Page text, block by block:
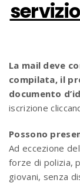
La mail deve
compilata, il
documento
iscrizione
Possono
Ad eccezione
forze di polizia,
giovani, senza